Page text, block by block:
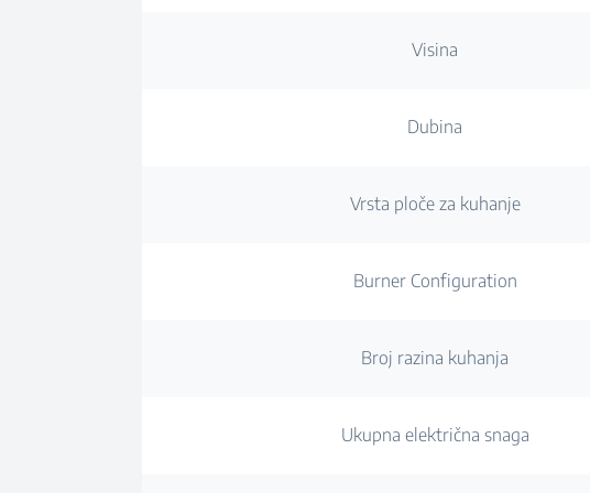
Visina
Dubina
Vrsta ploče za kuhanje
Burner Configuration
Broj razina kuhanja
Ukupna električna snaga